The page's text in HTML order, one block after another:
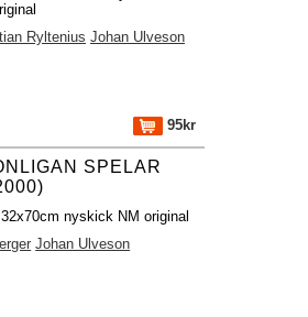
Ryltenius Johan Ulveson
95kr
SPELAR
nyskick NM original
Johan Ulveson